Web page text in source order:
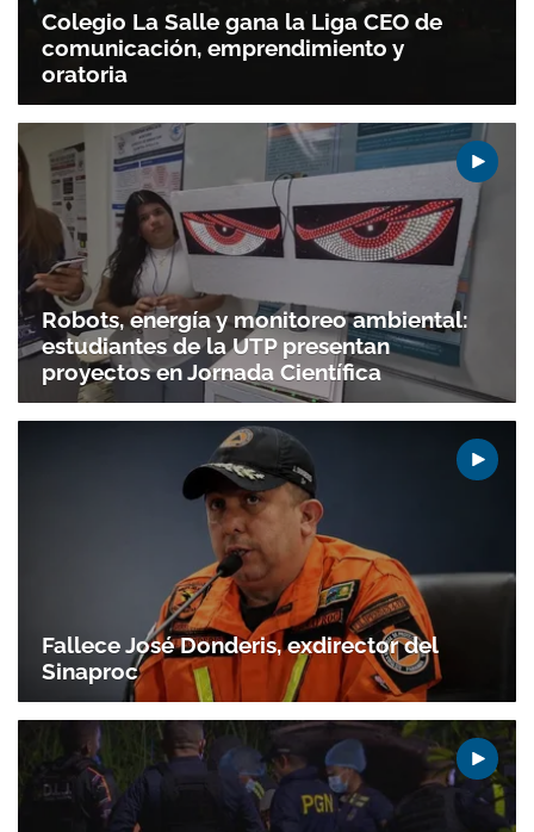
Gracias por suscribirte a nuestro boletín.
ACEPTAR
Colegio La Salle gana la Liga CEO de
comunicación, emprendimiento y
oratoria
Robots, energía y monitoreo ambiental:
estudiantes de la UTP presentan
proyectos en Jornada Científica
Fallece José Donderis, exdirector del
Sinaproc